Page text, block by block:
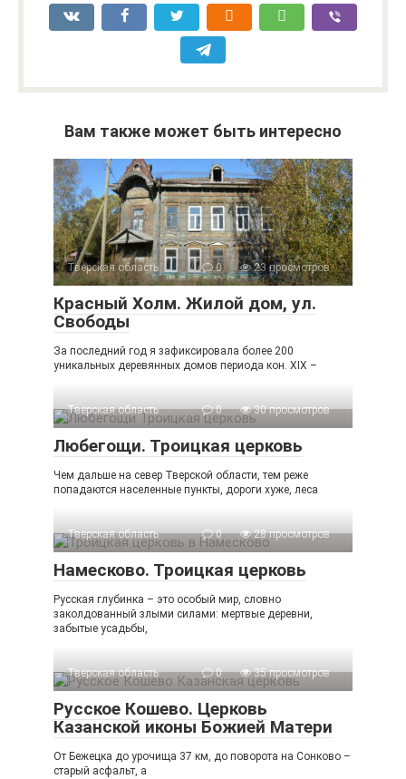
Вам также может быть интересно
Тверская область 0 23 просмотров
Красный Холм. Жилой дом, ул.
Свободы
За последний год я зафиксировала более 200
уникальных деревянных домов периода кон. XIX –
Тверская область 0 30 просмотров
Любегощи. Троицкая церковь
Чем дальше на север Тверской области, тем реже
попадаются населенные пункты, дороги хуже, леса
Тверская область 0 28 просмотров
Намесково. Троицкая церковь
Русская глубинка – это особый мир, словно
заколдованный злыми силами: мертвые деревни,
забытые усадьбы,
Тверская область 0 35 просмотров
Русское Кошево. Церковь
Казанской иконы Божией Матери
От Бежецка до урочища 37 км, до поворота на Сонково –
старый асфальт, а